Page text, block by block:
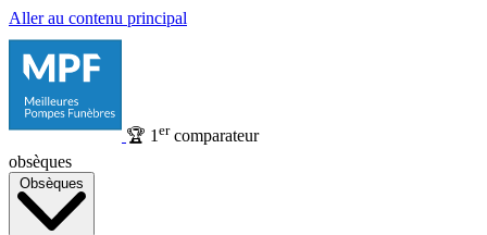
Aller au contenu principal
🏆 1 ercomparateur
obsèques
Obsèques